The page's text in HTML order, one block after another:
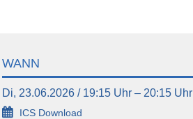
WANN
Di, 23.06.2026 / 19:15 Uhr – 20:15 Uhr
ICS Download